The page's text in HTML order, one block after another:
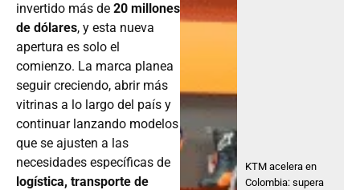
invertido más de 20 millones
de dólares, y esta nueva
apertura es solo el
comienzo. La marca planea
seguir creciendo, abrir más
vitrinas a lo largo del país y
continuar lanzando modelos
que se ajusten a las
necesidades específicas de
logística, transporte de
KTM acelera en
Colombia: supera